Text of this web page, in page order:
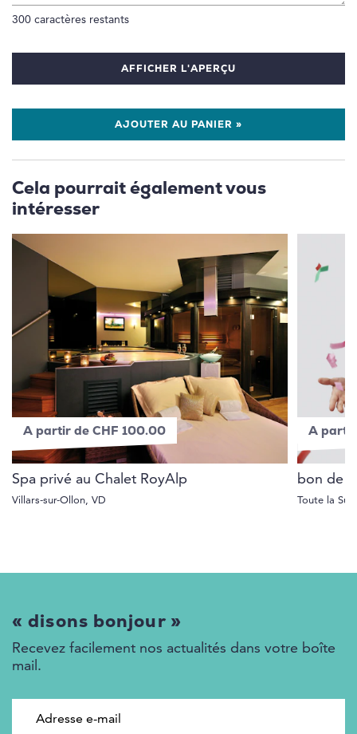
300 caractères restants
AFFICHER L'APERÇU
AJOUTER AU PANIER »
Cela pourrait également vous
intéresser
A partir de CHF 100.00
Spa privé au Chalet RoyAlp
Villars-sur-Ollon, VD
A partir
bon de
Toute la
« disons bonjour »
Recevez facilement nos actualités dans votre boîte
mail.